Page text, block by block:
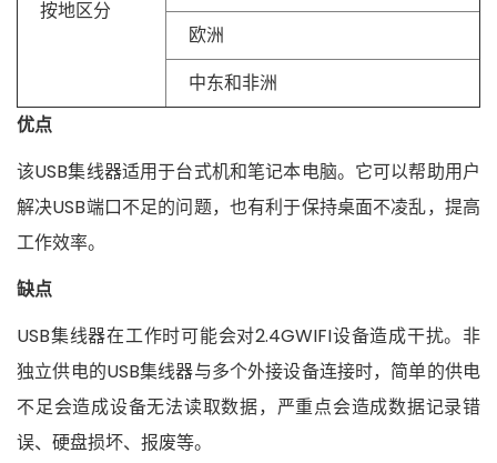
按地区分
欧洲
中东和非洲
优点
该USB集线器适用于台式机和笔记本电脑。它可以帮助用户
解决USB端口不足的问题，也有利于保持桌面不凌乱，提高
工作效率。
缺点
USB集线器在工作时可能会对2.4GWIFI设备造成干扰。非
独立供电的USB集线器与多个外接设备连接时，简单的供电
不足会造成设备无法读取数据，严重点会造成数据记录错
误、硬盘损坏、报废等。